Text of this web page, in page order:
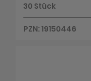
30 Stück
PZN: 19150446